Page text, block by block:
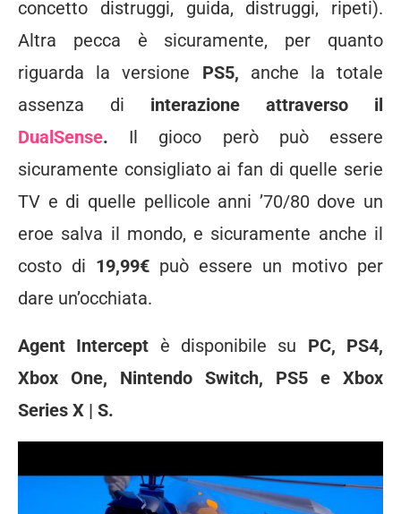
concetto distruggi, guida, distruggi, ripeti).
Altra pecca è sicuramente, per quanto
riguarda la versione PS5, anche la totale
assenza di interazione attraverso il
DualSense. Il gioco però può essere
sicuramente consigliato ai fan di quelle serie
TV e di quelle pellicole anni ’70/80 dove un
eroe salva il mondo, e sicuramente anche il
costo di 19,99€ può essere un motivo per
dare un’occhiata.
Agent Intercept è disponibile su PC, PS4,
Xbox One, Nintendo Switch, PS5 e Xbox
Series X | S.